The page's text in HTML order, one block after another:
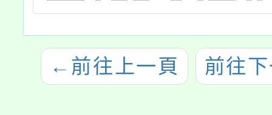
← 前往上一頁 前往